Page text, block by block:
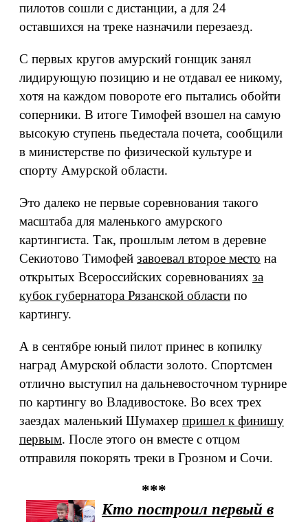
пилотов сошли с дистанции, а для 24
оставшихся на треке назначили перезаезд.
С первых кругов амурский гонщик занял
лидирующую позицию и не отдавал ее никому,
хотя на каждом повороте его пытались обойти
соперники. В итоге Тимофей взошел на самую
высокую ступень пьедестала почета, сообщили
в министерстве по физической культуре и
спорту Амурской области.
Это далеко не первые соревнования такого
масштаба для маленького амурского
картингиста. Так, прошлым летом в деревне
Секиотово Тимофей завоевал второе место на
открытых Всероссийских соревнованиях за
кубок губернатора Рязанской области по
картингу.
А в сентябре юный пилот принес в копилку
наград Амурской области золото. Спортсмен
отлично выступил на дальневосточном турнире
по картингу во Владивостоке. Во всех трех
заездах маленький Шумахер пришел к финишу
первым. После этого он вместе с отцом
отправиля покорять треки в Грозном и Сочи.
***
Кто построил первый в